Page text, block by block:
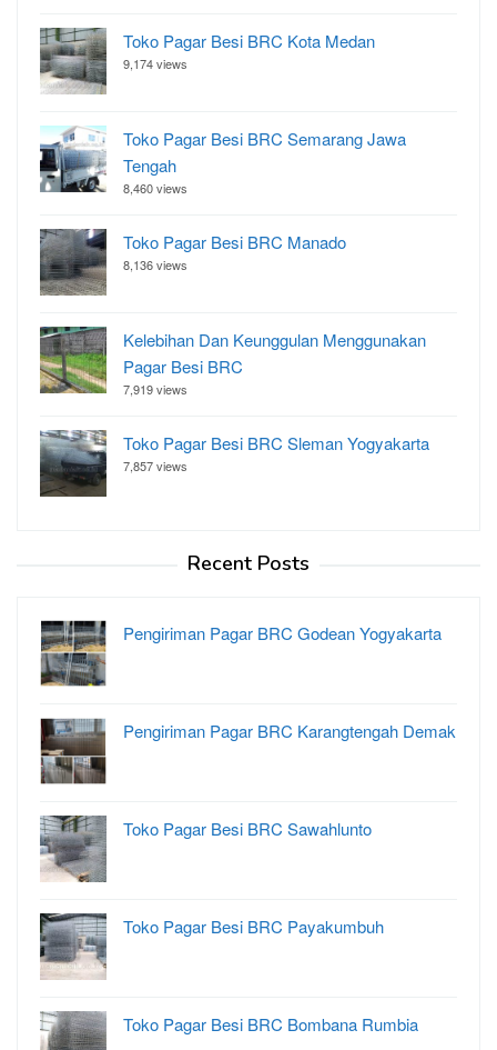
Toko Pagar Besi BRC Kota Medan
9,174 views
Toko Pagar Besi BRC Semarang Jawa
Tengah
8,460 views
Toko Pagar Besi BRC Manado
8,136 views
Kelebihan Dan Keunggulan Menggunakan
Pagar Besi BRC
7,919 views
Toko Pagar Besi BRC Sleman Yogyakarta
7,857 views
Recent Posts
Pengiriman Pagar BRC Godean Yogyakarta
Pengiriman Pagar BRC Karangtengah Demak
Toko Pagar Besi BRC Sawahlunto
Toko Pagar Besi BRC Payakumbuh
Toko Pagar Besi BRC Bombana Rumbia